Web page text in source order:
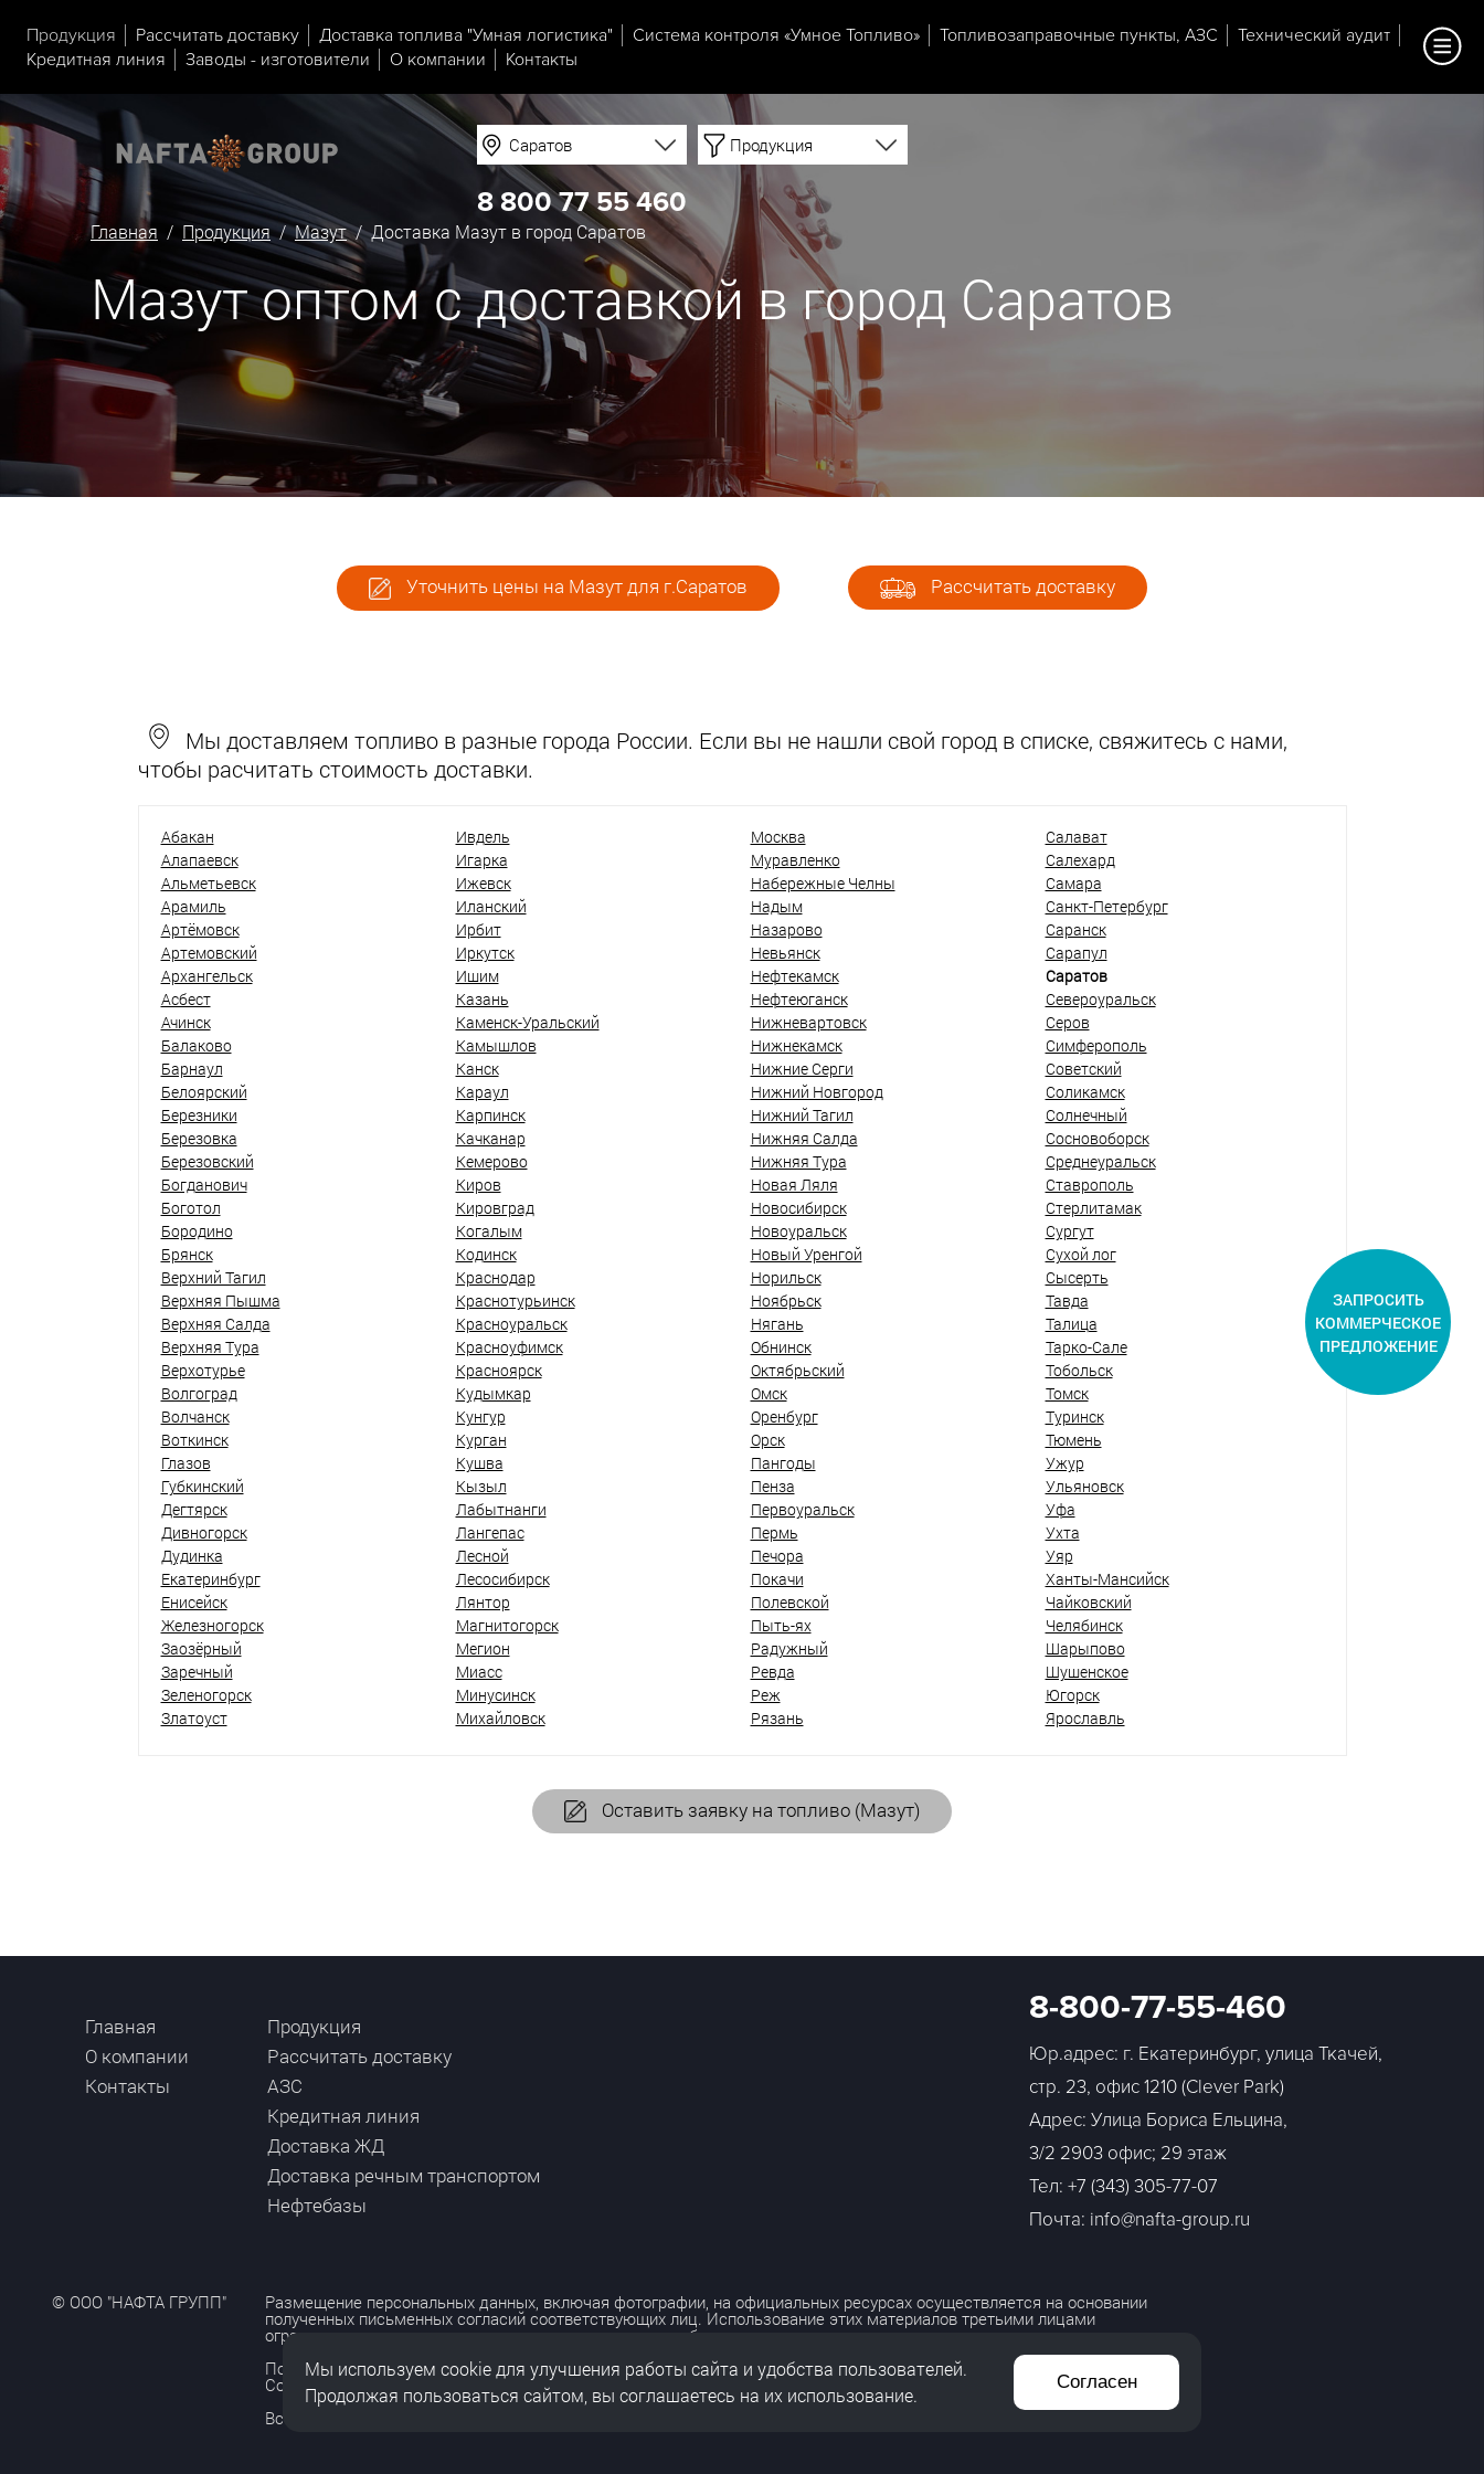
Продукция Рассчитать доставку Доставка топлива "Умная логистика" Система контроля «Умное Топливо» Топливозаправочные пункты, АЗС
Технический аудит
Кредитная линия
Заводы - изготовители О компании Контакты
Саратов Продукция
8 800 77 55 460
Главная / Продукция/Мазут/ Доставка Мазут в город Саратов
Мазут оптом с доставкой в город Саратов
Уточнить цены на Мазут для г.Саратов Рассчитать доставку
Мы доставляем топливо в разные города России. Если вы не нашли свой город в списке, свяжитесь с нами,
чтобы расчитать стоимость доставки.
Абакан
Алапаевск
Альметьевск
Арамиль
Артёмовск
Артемовский
Архангельск
Асбест
Ачинск
Балаково
Барнаул
Белоярский
Березники
Березовка
Березовский
Богданович
Боготол
Бородино
Брянск
Верхний Тагил
Верхняя Пышма
Верхняя Салда
Верхняя Тура
Верхотурье
Волгоград
Волчанск
Воткинск
Глазов
Губкинский
Дегтярск
Дивногорск
Дудинка
Екатеринбург
Енисейск
Железногорск
Заозёрный
Заречный
Зеленогорск
Златоуст
Ивдель
Игарка
Ижевск
Иланский
Ирбит
Иркутск
Ишим
Казань
Каменск-Уральский
Камышлов
Канск
Караул
Карпинск
Качканар
Кемерово
Киров
Кировград
Когалым
Кодинск
Краснодар
Краснотурьинск
Красноуральск
Красноуфимск
Красноярск
Кудымкар
Кунгур
Курган
Кушва
Кызыл
Лабытнанги
Лангепас
Лесной
Лесосибирск
Лянтор
Магнитогорск
Мегион
Миасс
Минусинск
Михайловск
Москва
Муравленко
Набережные Челны
Надым
Назарово
Невьянск
Нефтекамск
Нефтеюганск
Нижневартовск
Нижнекамск
Нижние Серги
Нижний Новгород
Нижний Тагил
Нижняя Салда
Нижняя Тура
Новая Ляля
Новосибирск
Новоуральск
Новый Уренгой
Норильск
Ноябрьск
Нягань
Обнинск
Октябрьский
Омск
Оренбург
Орск
Пангоды
Пенза
Первоуральск
Пермь
Печора
Покачи
Полевской
Пыть-ях
Радужный
Ревда
Реж
Рязань
Салават
Салехард
Самара
Санкт-Петербург
Саранск
Сарапул
Саратов
Североуральск
Серов
Симферополь
Советский
Соликамск
Солнечный
Сосновоборск
Среднеуральск
Ставрополь
Стерлитамак
Сургут
Сухой лог
Сысерть
Тавда
Талица
Тарко-Сале
Тобольск
Томск
Туринск
Тюмень
Ужур
Ульяновск
Уфа
Ухта
Уяр
Ханты-Мансийск
Чайковский
Челябинск
Шарыпово
Шушенское
Югорск
Ярославль
Оставить заявку на топливо (Мазут)
Главная
О компании
Контакты
Продукция
Рассчитать доставку
АЗС
Кредитная линия
Доставка ЖД
Доставка речным транспортом
Нефтебазы
8-800-77-55-460
Юр.адрес: г. Екатеринбург, улица Ткачей,
стр. 23, офис 1210 (Clever Park)
Адрес: Улица Бориса Ельцина,
3/2 2903 офис; 29 этаж
Тел: +7 (343) 305-77-07
Почта: info@nafta-group.ru
© ООО "НАФТА ГРУПП" Размещение персональных данных, включая фотографии, на официальных ресурсах осуществляется на основании
полученных письменных согласий соответствующих лиц. Использование этих материалов третьими лицами
ограничено и допускается только с разрешения правообладателя.
Политика обработки персональных данных
Согласие на обработку персональных данных
Все права защищены
ЗАПРОСИТЬ
КОММЕРЧЕСКОЕ
ПРЕДЛОЖЕНИЕ
Мы используем cookie для улучшения работы сайта и удобства пользователей.
Продолжая пользоваться сайтом, вы соглашаетесь на их использование.
Согласен